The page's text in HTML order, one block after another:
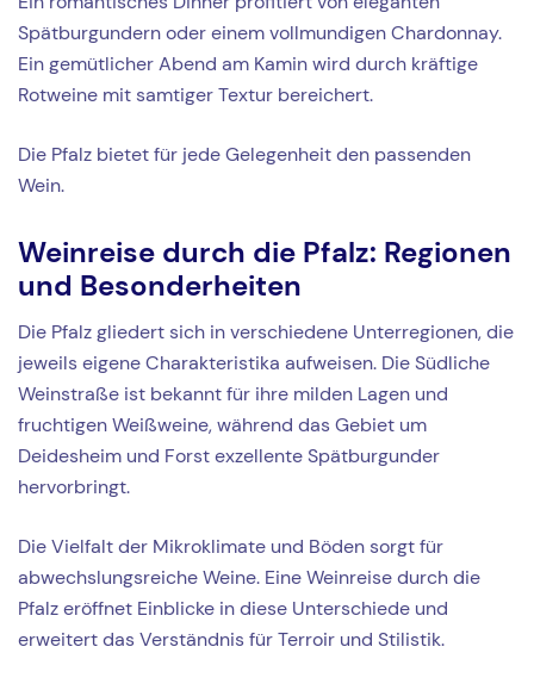
Spätburgundern oder einem vollmundigen Chardonnay.
Ein gemütlicher Abend am Kamin wird durch kräftige
Rotweine mit samtiger Textur bereichert.
Die Pfalz bietet für jede Gelegenheit den passenden
Wein.
Weinreise durch die Pfalz: Regionen
und Besonderheiten
Die Pfalz gliedert sich in verschiedene Unterregionen, die
jeweils eigene Charakteristika aufweisen. Die Südliche
Weinstraße ist bekannt für ihre milden Lagen und
fruchtigen Weißweine, während das Gebiet um
Deidesheim und Forst exzellente Spätburgunder
hervorbringt.
Die Vielfalt der Mikroklimate und Böden sorgt für
abwechslungsreiche Weine. Eine Weinreise durch die
Pfalz eröffnet Einblicke in diese Unterschiede und
erweitert das Verständnis für Terroir und Stilistik.